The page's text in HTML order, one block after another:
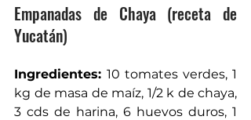
Empanadas de Chaya (receta de
Yucatán)
Ingredientes: 10 tomates verdes, 1
kg de masa de maíz, 1/2 k de chaya,
3 cds de harina, 6 huevos duros, 1